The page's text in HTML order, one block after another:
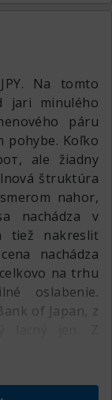
Na tomto
jari minulého
páru
pohybe. Koľko
ale žiadny
štruktúra
nahor,
nachádza v
tiež nakresliť
nachádza
na trhu
oslabenie.
of Japan, z
No jasné,